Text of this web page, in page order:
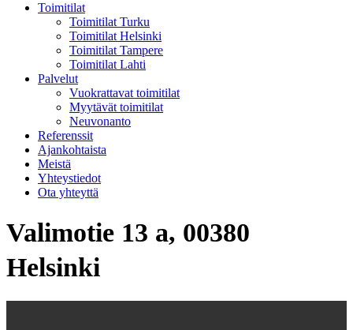
Toimitilat
Toimitilat Turku
Toimitilat Helsinki
Toimitilat Tampere
Toimitilat Lahti
Palvelut
Vuokrattavat toimitilat
Myytävät toimitilat
Neuvonanto
Referenssit
Ajankohtaista
Meistä
Yhteystiedot
Ota yhteyttä
Valimotie 13 a, 00380
Helsinki